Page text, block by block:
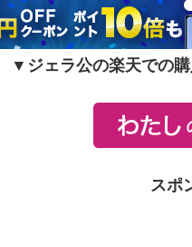
▼ジェラ公の楽天での
スポ